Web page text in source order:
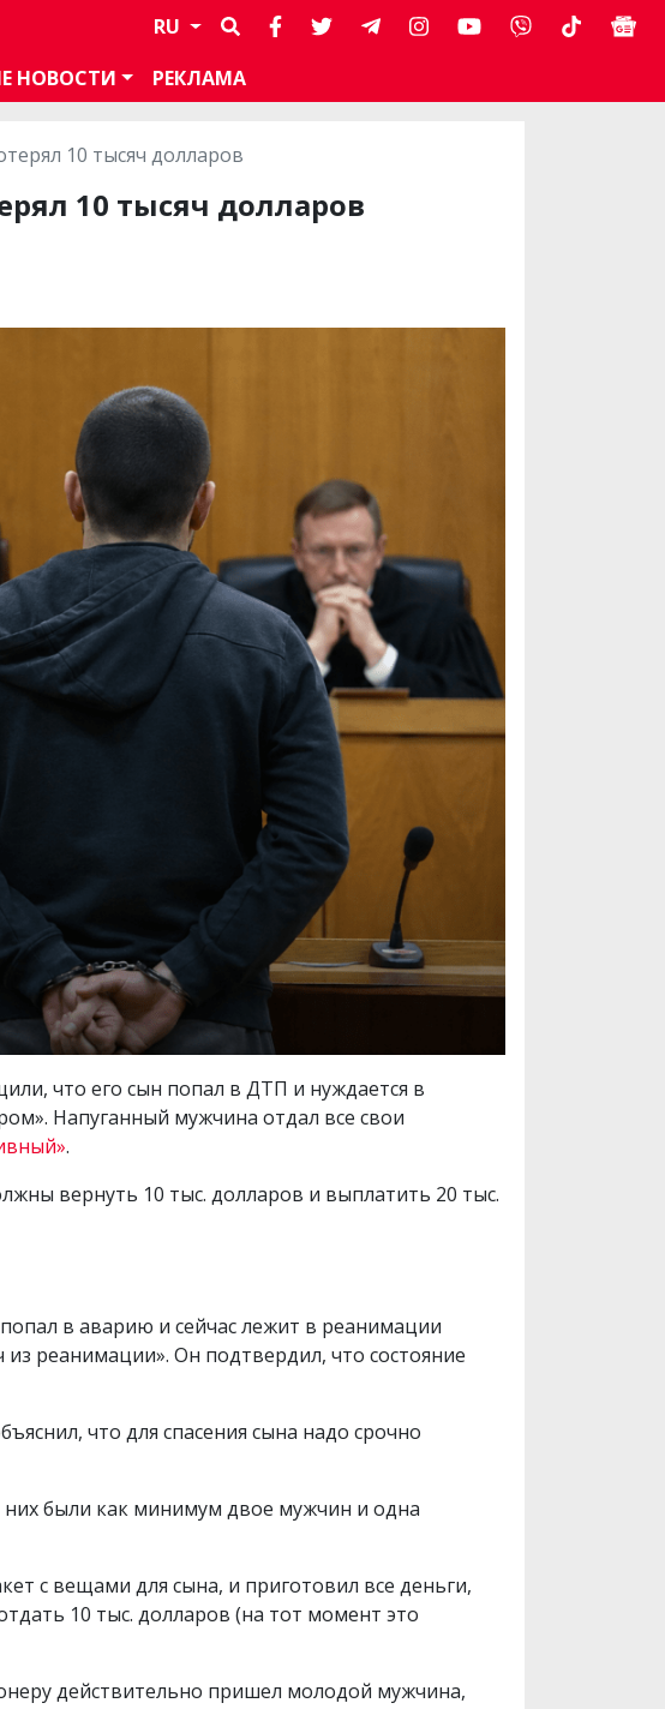
RU
НОВОСТИ РЕКЛАМА
10 тысяч долларов
10 тысяч долларов
что его сын попал в ДТП и нуждается в
Напуганный мужчина отдал все свои
.
вернуть 10 тыс. долларов и выплатить 20 тыс.
в аварию и сейчас лежит в реанимации
реанимации». Он подтвердил, что состояние
что для спасения сына надо срочно
были как минимум двое мужчин и одна
с вещами для сына, и приготовил все деньги,
10 тыс. долларов (на тот момент это
действительно пришел молодой мужчина,